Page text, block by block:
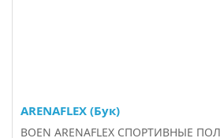
ARENAFLEX (Бук)
BOEN ARENAFLEX СПОРТИВНЫЕ